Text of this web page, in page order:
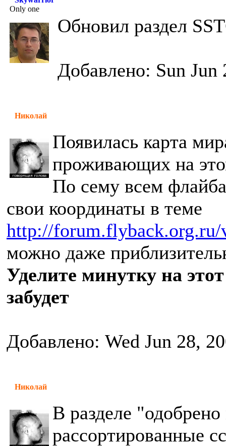
Only one
Обновил раздел
Добавлено: Sun Jun
Николай
Появилась карта
проживающих на
По сему всем
свои координаты в теме
http://forum.flyback.org.ru/
можно даже
Уделите минутку на
забудет
Добавлено: Wed Jun 28,
Николай
В разделе
рассортированные